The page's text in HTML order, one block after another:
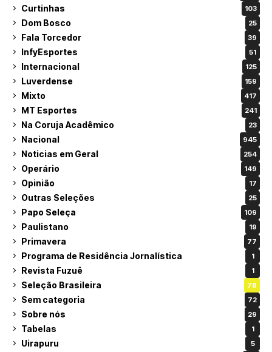
Curtinhas 103
Dom Bosco 25
Fala Torcedor 39
InfyEsportes 51
Internacional 125
Luverdense 159
Mixto 417
MT Esportes 241
Na Coruja Acadêmico 23
Nacional 945
Noticias em Geral 254
Operário 149
Opinião 17
Outras Seleções 25
Papo Seleça 109
Paulistano 19
Primavera 77
Programa de Residência Jornalística 1
Revista Fuzuê 1
Seleção Brasileira 78
Sem categoria 72
Sobre nós 29
Tabelas 1
Uirapuru 5